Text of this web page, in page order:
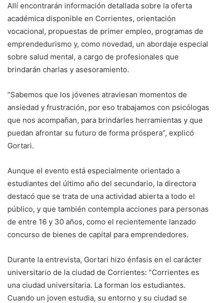
Allí encontrarán información detallada sobre la oferta
académica disponible en Corrientes, orientación
vocacional, propuestas de primer empleo, programas de
emprendedurismo y, como novedad, un abordaje especial
sobre salud mental, a cargo de profesionales que
brindarán charlas y asesoramiento.
“Sabemos que los jóvenes atraviesan momentos de
ansiedad y frustración, por eso trabajamos con psicólogas
que nos acompañan, para brindarles herramientas y que
puedan afrontar su futuro de forma próspera”, explicó
Gortari.
Aunque el evento está especialmente orientado a
estudiantes del último año del secundario, la directora
destacó que se trata de una actividad abierta a todo el
público, y que también contempla acciones para personas
de entre 16 y 30 años, como el recientemente lanzado
concurso de bienes de capital para emprendedores.
Durante la entrevista, Gortari hizo énfasis en el carácter
universitario de la ciudad de Corrientes: “Corrientes es
una ciudad universitaria. La forman los estudiantes.
Cuando un joven estudia, su entorno y su ciudad se